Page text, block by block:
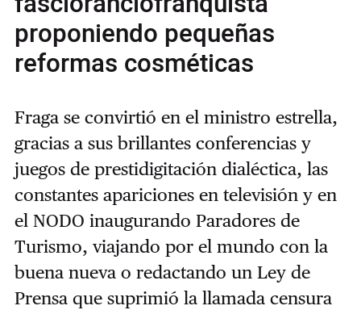
proponiendo pequeñas
reformas cosméticas
Fraga se convirtió en el ministro estrella,
gracias a sus brillantes conferencias y
juegos de prestidigitación dialéctica, las
constantes apariciones en televisión y en
el NODO inaugurando Paradores de
Turismo, viajando por el mundo con la
buena nueva o redactando un Ley de
Prensa que suprimió la llamada censura